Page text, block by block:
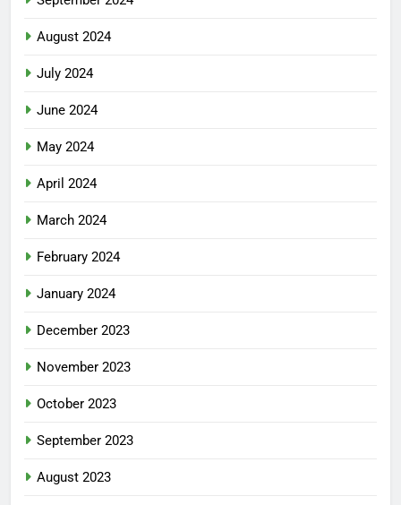
August 2024
July 2024
June 2024
May 2024
April 2024
March 2024
February 2024
January 2024
December 2023
November 2023
October 2023
September 2023
August 2023